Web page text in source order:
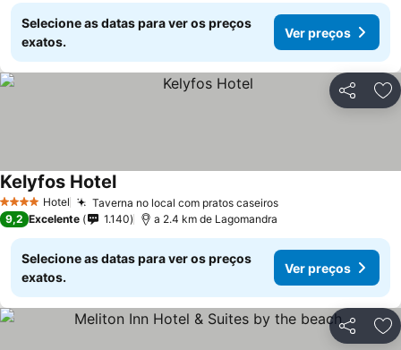
Selecione as datas para ver os preços
exatos.
Ver preços
Partilhar
4 EstrelasHotel Taverna no local com pratos caseiros
Kelyfos Hotel
9,2 Excelente 1.140 a 2.4 km de Lagomandra
Selecione as datas para ver os preços
exatos.
Ver preços
Partilhar